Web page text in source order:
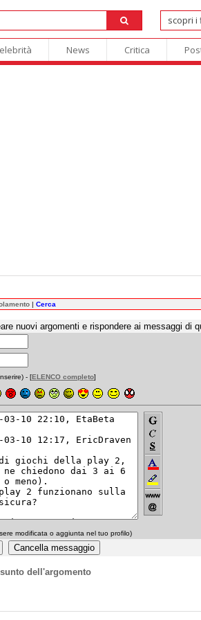
News Critica
| Cerca
nuovi argomenti e rispondere ai messaggi di
- [ELENCO completo]
modificata o aggiunta nel tuo profilo)
dell'argomento